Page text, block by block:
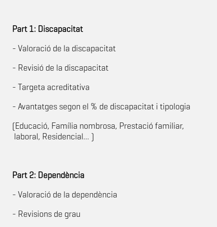
Part 1: Discapacitat
- Valoració de la discapacitat
- Revisió de la discapacitat
- Targeta acreditativa
- Avantatges segon el % de discapacitat i tipologia
(Educació, Família nombrosa, Prestació familiar,
laboral, Residencial... )
Part 2: Dependència
- Valoració de la dependència
- Revisions de grau